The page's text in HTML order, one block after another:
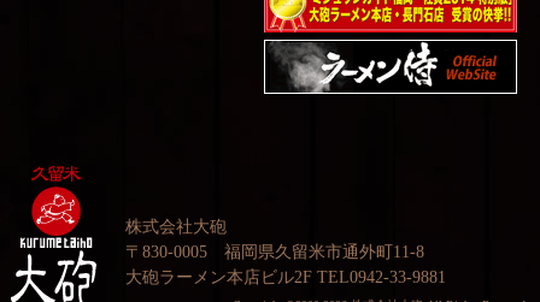
ミシュランガイド福岡・
佐賀2014特別版大砲ラー
株式会社大砲
〒830-0005 福岡県久留米市通外町11-8
大砲ラーメン本店ビル2F TEL0942-33-9881